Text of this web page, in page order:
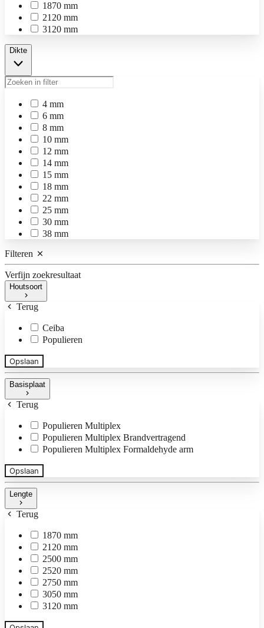
1870 mm
2120 mm
3120 mm
Dikte
4 mm
6 mm
8 mm
10 mm
12 mm
14 mm
15 mm
18 mm
22 mm
25 mm
30 mm
38 mm
Filteren
Verfijn zoekresultaat
Houtsoort
Terug
Ceiba
Populieren
Opslaan
Basisplaat
Terug
Populieren Multiplex
Populieren Multiplex Brandvertragend
Populieren Multiplex Formaldehyde arm
Opslaan
Lengte
Terug
1870 mm
2120 mm
2500 mm
2520 mm
2750 mm
3050 mm
3120 mm